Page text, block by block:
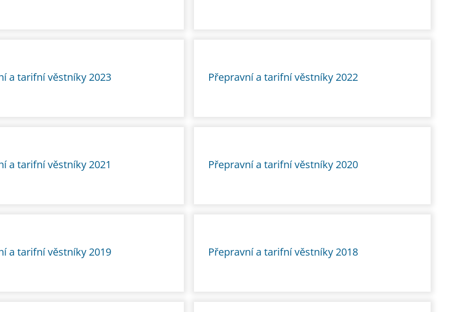
a tarifní věstníky 2023 Přepravní a tarifní věstníky 2022
a tarifní věstníky 2021 Přepravní a tarifní věstníky 2020
a tarifní věstníky 2019 Přepravní a tarifní věstníky 2018